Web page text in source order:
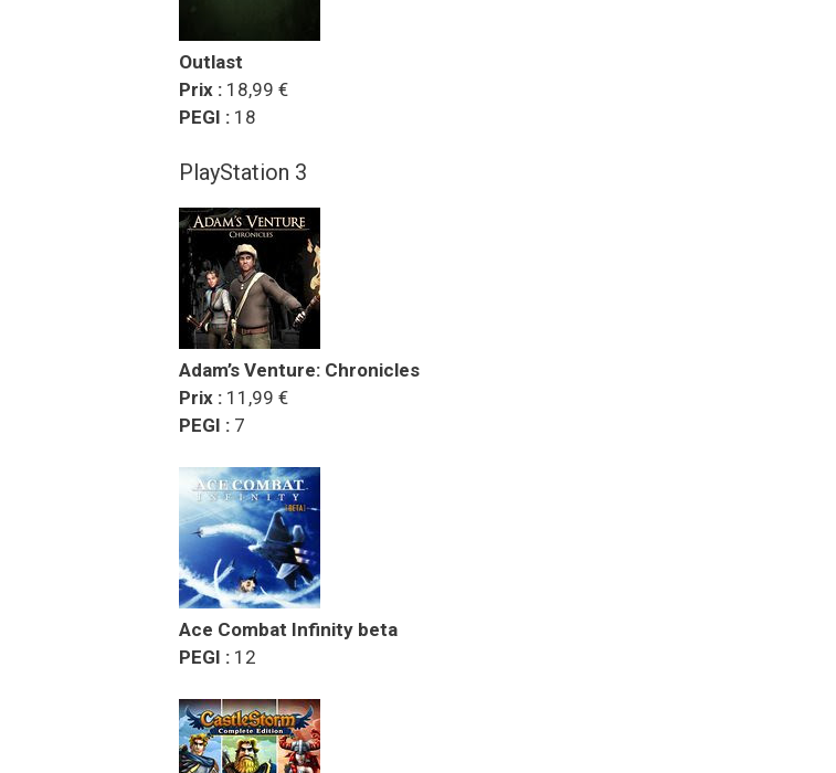
Outlast
Prix : 18,99 €
PEGI : 18
PlayStation 3
Adam’s Venture: Chronicles
Prix : 11,99 €
PEGI : 7
Ace Combat Infinity beta
PEGI : 12